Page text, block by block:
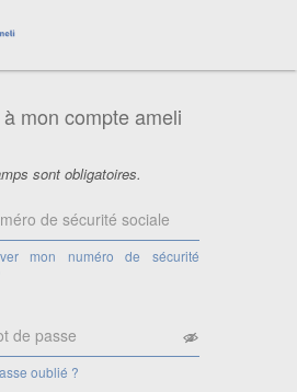
mon compte ameli
sont obligatoires.
mon numéro de sécurité
numéro de sécurité
vous êtes ayant droit,
de sécurité sociale
oublié ?